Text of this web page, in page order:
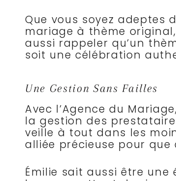
Que vous soyez adeptes
mariage à thème
aussi rappeler qu’un
soit une célébration
Une Gestion Sans Failles
Avec l’Agence du
la gestion des
veille à tout dans les
alliée précieuse pour
Émilie sait aussi être